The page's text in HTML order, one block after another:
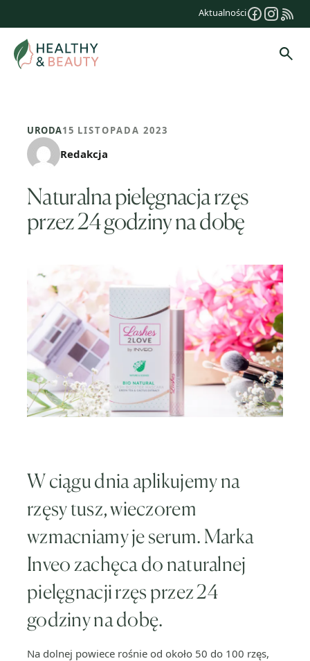
treści
Aktualności
URODA15 LISTOPADA 2023
Redakcja
Naturalna pielęgnacja rzęs
przez 24 godziny na dobę
W ciągu dnia aplikujemy na
rzęsy tusz, wieczorem
wzmacniamy je serum. Marka
Inveo zachęca do naturalnej
pielęgnacji rzęs przez 24
godziny na dobę.
Na dolnej powiece rośnie od około 50 do 100 rzęs,